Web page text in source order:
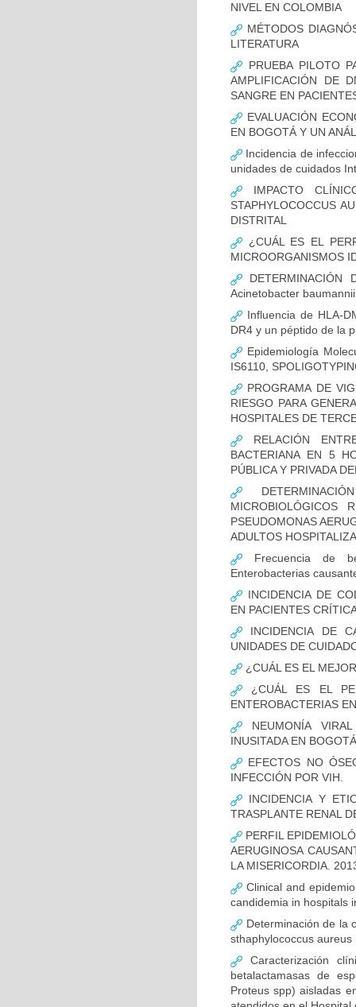
NIVEL EN COLOMBIA
MÉTODOS
LITERATURA
PRUEBA PILOTO
AMPLIFICACIÓN DE
SANGRE EN
EVALUACIÓN
EN BOGOTÁ Y UN
Incidencia de
unidades de cuidados
IMPACTO
STAPHYLOCOCCUS
DISTRITAL
¿CUÁL ES EL
MICROORGANISMOS
DETERMINACIÓN
Acinetobacter
Influencia de HLA-
DR4 y un péptido de la
Epidemiología
IS6110,
PROGRAMA DE
RIESGO PARA
HOSPITALES DE
RELACIÓN
BACTERIANA EN 5
PÚBLICA Y PRIVADA
MICROBIOLÓGICOS
PSEUDOMONAS
ADULTOS
Frecuencia de
Enterobacterias
INCIDENCIA DE
EN PACIENTES
INCIDENCIA DE
UNIDADES DE
¿CUÁL ES EL
¿CUÁL ES EL
ENTEROBACTERIAS
NEUMONÍA
INUSITADA EN
EFECTOS NO
INFECCIÓN POR VIH.
INCIDENCIA Y
TRASPLANTE RENAL
PERFIL
AERUGINOSA
LA MISERICORDIA.
Clinical and
candidemia in hospitals
Determinación de la
sthaphylococcus
Caracterización
betalactamasas de
Proteus spp) aisladas